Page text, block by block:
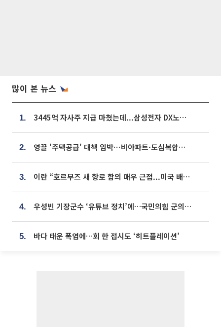
많이 본 뉴스
1. 3445억 자사주 지급 마쳤는데...삼성전자 DX노조, 뒤늦은 '떼쓰기 집회'
2. 영끌 '주택공급' 대책 임박⋯비아파트·도심복합까지 총동원
3. 이란 “호르무즈 새 항로 합의 매우 근접...미국 배상 먼저”
4. 우성빈 기장군수 ‘유튜브 정치’에…국민의힘 군의원들 집단 반발
5. 바다 태운 폭염에…회 한 접시도 ‘히트플레이션’